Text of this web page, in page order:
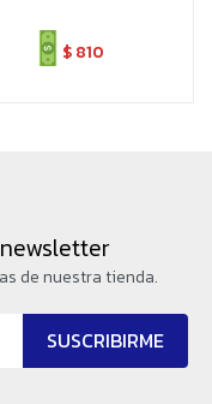
$810
de nuestra tienda.
SUSCRIBIRME